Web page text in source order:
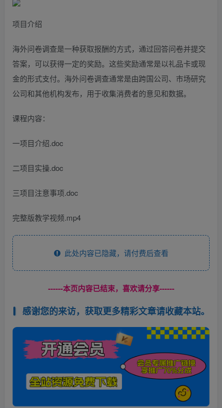
项目介绍
海外问卷调查是一种获取报酬的方式，通过回答问卷并提交
答案，可以获得一定的奖励。这些奖励通常是以礼品卡或现
金的形式支付。海外问卷调查通常是由跨国公司、市场研究
公司和其他机构发布，用于收集消费者的意见和数据。
课程内容：
一项目介绍.doc
二项目实操.doc
三项目注意事项.doc
完整版教学视频.mp4
此处内容已隐藏，请付费后查看
------本页内容已结束，喜欢请分享------
感谢您的来访，获取更多精彩文章请收藏本站。